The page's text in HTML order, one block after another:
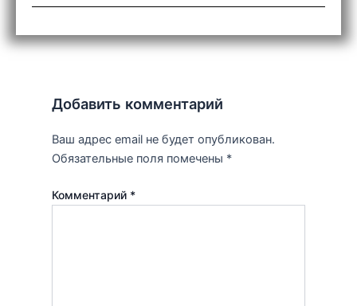
Добавить комментарий
Ваш адрес email не будет опубликован.
Обязательные поля помечены *
Комментарий *